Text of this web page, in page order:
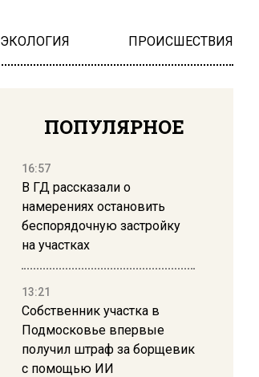
ЭКОЛОГИЯ ПРОИСШЕСТВИЯ
ПОПУЛЯРНОЕ
16:57
В ГД рассказали о
намерениях остановить
беспорядочную застройку
на участках
13:21
Собственник участка в
Подмосковье впервые
получил штраф за борщевик
с помощью ИИ